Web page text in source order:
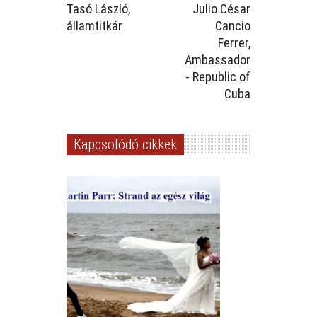
Tasó László,
államtitkár
Julio César
Cancio
Ferrer,
Ambassador
- Republic of
Cuba
Kapcsolódó cikkek